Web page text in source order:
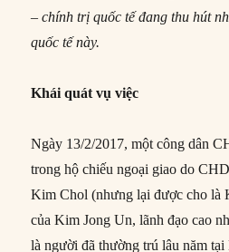
– chính trị quốc tế đang thu hút
quốc tế này.
Khái quát vụ việc
Ngày 13/2/2017, một công dân
trong hộ chiếu ngoại giao do
Kim Chol (nhưng lại được cho là
của Kim Jong Un, lãnh đạo cao
là người đã thường trú lâu năm